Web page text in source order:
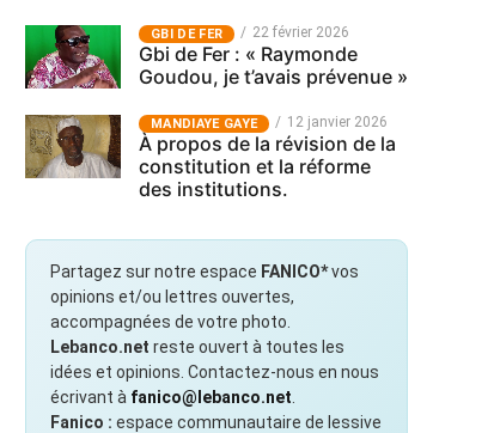
GBI DE FER 22 février 2026
Gbi de Fer : « Raymonde
Goudou, je t’avais prévenue »
MANDIAYE GAYE 12 janvier 2026
À propos de la révision de la
constitution et la réforme
des institutions.
Partagez sur notre espace FANICO*vos
opinions et/ou lettres ouvertes,
accompagnées de votre photo.
Lebanco.net reste ouvert à toutes les
idées et opinions. Contactez-nous en nous
écrivant à fanico@lebanco.net
Fanico : espace communautaire de lessive